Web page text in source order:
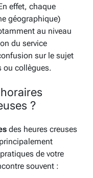
effet, chaque
géographique)
au niveau
du service
sur le sujet
ou collègues.
?
des heures creuses
de votre
souvent :